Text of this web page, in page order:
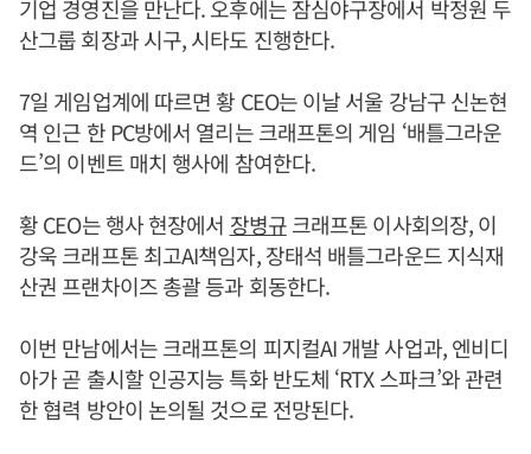
기업 경영진을 만난다. 오후에는 잠심야구장에서 박정원 두
산그룹 회장과 시구, 시타도 진행한다.
7일 게임업계에 따르면 황 CEO는 이날 서울 강남구 신논현
역 인근 한 PC방에서 열리는 크래프톤의 게임 ‘배틀그라운
드’의 이벤트 매치 행사에 참여한다.
황 CEO는 행사 현장에서 장병규크래프톤 이사회의장, 이
강욱 크래프톤 최고AI책임자, 장태석 배틀그라운드 지식재
산권 프랜차이즈 총괄 등과 회동한다.
이번 만남에서는 크래프톤의 피지컬AI 개발 사업과, 엔비디
아가 곧 출시할 인공지능 특화 반도체 ‘RTX 스파크’와 관련
한 협력 방안이 논의될 것으로 전망된다.